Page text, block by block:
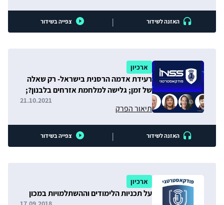
האזנה לשידור | צפייה בשידור
ארכיון
רעידת אדמה הרסנית בישראל- רק שאלה
של זמן; גלישה למלחמת אזרחים בלבנון?;
״מעבר לרשת״: הבחירות בעיראק
תיאור הפרק
21.10.2021
האזנה לשידור | צפייה בשידור
ארכיון
על תכניות הלימודים וההשתלמויות במכון